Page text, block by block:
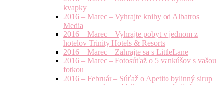
kvapky
2016 – Marec – Vyhrajte knihy od Albatros
Media
2016 – Marec – Vyhrajte pobyt v jednom z
hotelov Trinity Hotels & Resorts
2016 – Marec – Zahrajte sa s LittleLane
2016 – Marec – Fotosúťaž o 5 vankúšov s vašou
fotkou
2016 – Február – Súťaž o Apetito bylinný sirup